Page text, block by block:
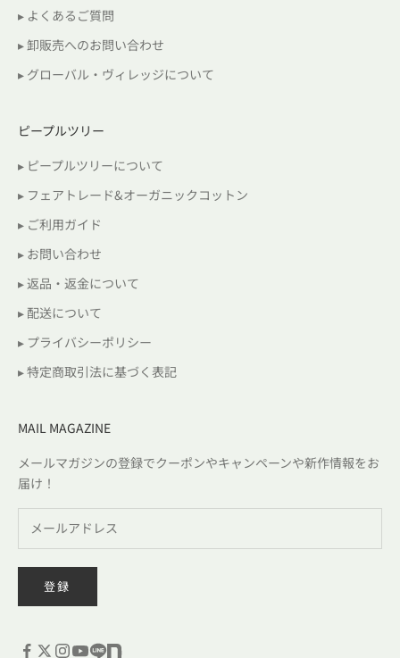
▸ よくあるご質問
▸ 卸販売へのお問い合わせ
▸ グローバル・ヴィレッジについて
ピープルツリー
▸ ピープルツリーについて
▸ フェアトレード&オーガニックコットン
▸ ご利用ガイド
▸ お問い合わせ
▸ 返品・返金について
▸ 配送について
▸ プライバシーポリシー
▸ 特定商取引法に基づく表記
MAIL MAGAZINE
メールマガジンの登録でクーポンやキャンペーンや新作情報をお
届け！
登録